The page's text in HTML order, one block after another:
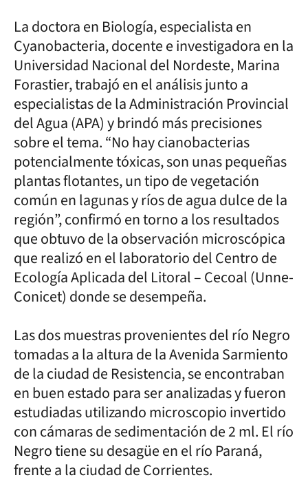
La doctora en Biología, especialista en
Cyanobacteria, docente e investigadora en la
Universidad Nacional del Nordeste, Marina
Forastier, trabajó en el análisis junto a
especialistas de la Administración Provincial
del Agua (APA) y brindó más precisiones
sobre el tema. “No hay cianobacterias
potencialmente tóxicas, son unas pequeñas
plantas flotantes, un tipo de vegetación
común en lagunas y ríos de agua dulce de la
región”, confirmó en torno a los resultados
que obtuvo de la observación microscópica
que realizó en el laboratorio del Centro de
Ecología Aplicada del Litoral – Cecoal (Unne-
Conicet) donde se desempeña.
Las dos muestras provenientes del río Negro
tomadas a la altura de la Avenida Sarmiento
de la ciudad de Resistencia, se encontraban
en buen estado para ser analizadas y fueron
estudiadas utilizando microscopio invertido
con cámaras de sedimentación de 2 ml. El río
Negro tiene su desagüe en el río Paraná,
frente a la ciudad de Corrientes.